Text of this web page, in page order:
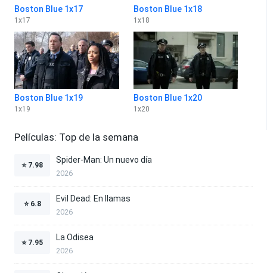
Boston Blue 1x17
1 x17
Boston Blue 1x18
1 x18
Boston Blue 1x19
1 x19
Boston Blue 1x20
1 x20
Películas: Top de la semana
⭐ 7.98
Spider-Man: Un nuevo día
2026
⭐ 6.8
Evil Dead: En llamas
2026
⭐ 7.95
La Odisea
2026